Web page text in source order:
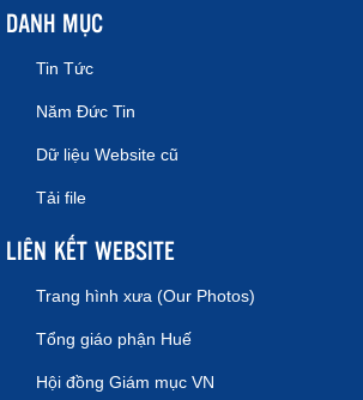
DANH MỤC
Tin Tức
Năm Đức Tin
Dữ liệu Website cũ
Tải file
LIÊN KẾT WEBSITE
Trang hình xưa (Our Photos)
Tổng giáo phận Huế
Hội đồng Giám mục VN